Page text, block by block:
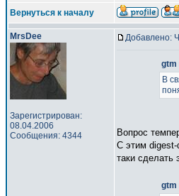
Вернуться к началу
MrsDee
Зарегистрирован:
08.04.2006
Сообщения: 4344
Добавлено:
gtm
В
Вопрос
С этим digest-
таки сделать
gtm